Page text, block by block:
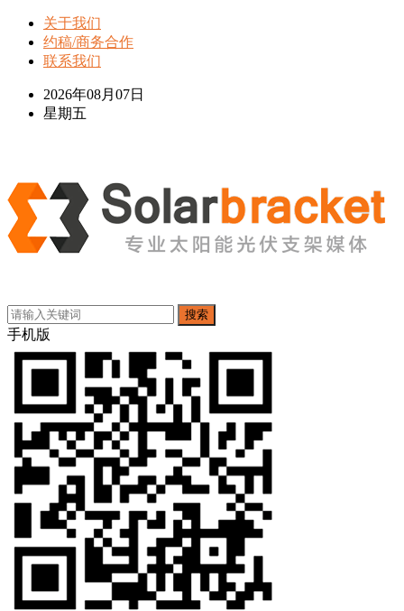
关于我们
约稿/商务合作
联系我们
2026年08月07日
星期五
搜索
手机版